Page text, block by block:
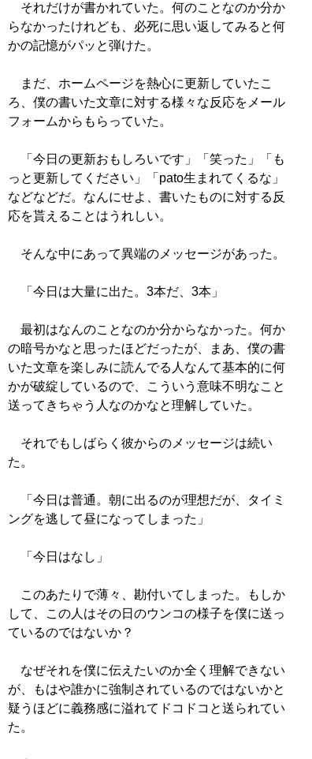
それだけが書かれていた。何のことなのか分か
らなかったけれども、必死に思い返してみると何
かの記憶がパッと弾けた。
まだ、ホームページを熱心に更新していたこ
ろ、僕の書いた文章に対する様々な反応をメール
フォームからもらっていた。
「今日の更新おもしろいです」「笑った」「も
っと更新してください」「pato生まれてくるな」
などなどだ。なんにせよ、書いたものに対する反
応を貰えることはうれしい。
そんな中にあって異端のメッセージがあった。
「今日は大量に出た。3本だ、3本」
最初はなんのことなのか分からなかった。何か
の暗号かなと思ったほどだったが、まあ、僕の書
いた文章を楽しみに読んでる人なんて基本的に何
かが破綻しているので、こういう意味不明なこと
送ってきちゃう人なのかなと理解していた。
それでもしばらく彼からのメッセージは続い
た。
「今日は普通。朝に出るのが理想だが、タイミ
ングを逃して昼になってしまった」
「今日はなし」
このあたりで薄々、勘付いてしまった。もしか
して、この人はその日のウンコの様子を僕に送っ
ているのではないか？
なぜそれを僕に伝えたいのか全く理解できない
が、もはや誰かに強制されているのではないかと
疑うほどに義務感に溢れてドコドコと送られてい
た。